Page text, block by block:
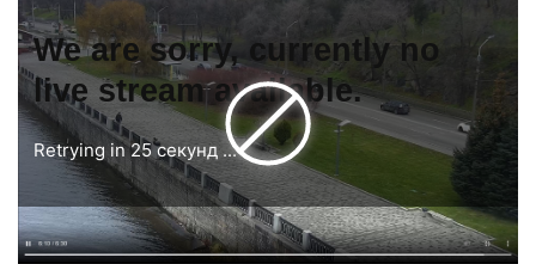
We are sorry, currently no
live stream available.
Retrying in25 секунд...